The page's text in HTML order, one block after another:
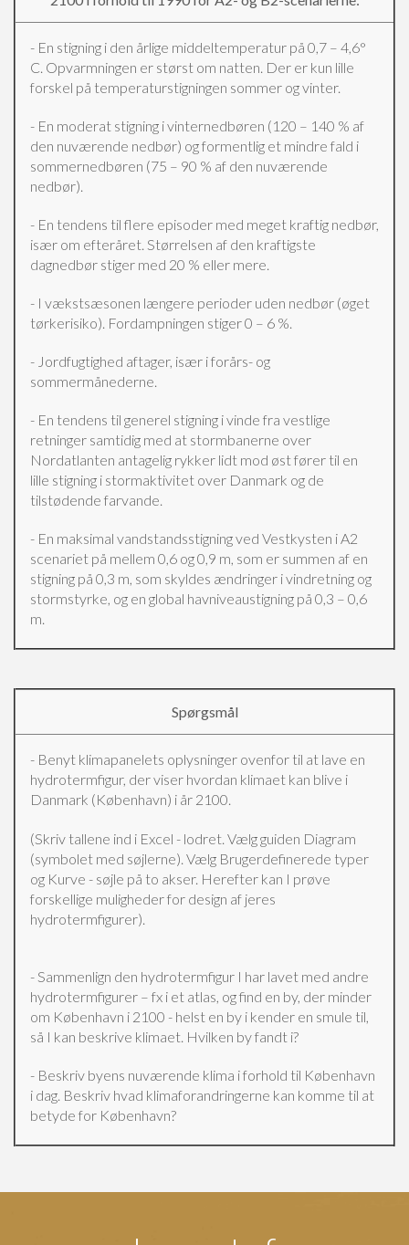
- En stigning i den årlige middeltemperatur på 0,7 – 4,6°
C. Opvarmningen er størst om natten. Der er kun lille
forskel på temperaturstigningen sommer og vinter.
- En moderat stigning i vinternedbøren (120 – 140 % af
den nuværende nedbør) og formentlig et mindre fald i
sommernedbøren (75 – 90 % af den nuværende
nedbør).
- En tendens til flere episoder med meget kraftig nedbør,
især om efteråret. Størrelsen af den kraftigste
dagnedbør stiger med 20 % eller mere.
- I vækstsæsonen længere perioder uden nedbør (øget
tørkerisiko). Fordampningen stiger 0 – 6 %.
- Jordfugtighed aftager, især i forårs- og
sommermånederne.
- En tendens til generel stigning i vinde fra vestlige
retninger samtidig med at stormbanerne over
Nordatlanten antagelig rykker lidt mod øst fører til en
lille stigning i stormaktivitet over Danmark og de
tilstødende farvande.
- En maksimal vandstandsstigning ved Vestkysten i A2
scenariet på mellem 0,6 og 0,9 m, som er summen af en
stigning på 0,3 m, som skyldes ændringer i vindretning og
stormstyrke, og en global havniveaustigning på 0,3 – 0,6
m.
Spørgsmål
- Benyt klimapanelets oplysninger ovenfor til at lave en
hydrotermfigur, der viser hvordan klimaet kan blive i
Danmark (København) i år 2100.
(Skriv tallene ind i Excel - lodret. Vælg guiden Diagram
(symbolet med søjlerne). Vælg Brugerdefinerede typer
og Kurve - søjle på to akser. Herefter kan I prøve
forskellige muligheder for design af jeres
hydrotermfigurer).
- Sammenlign den hydrotermfigur I har lavet med andre
hydrotermfigurer – fx i et atlas, og find en by, der minder
om København i 2100 - helst en by i kender en smule til,
så I kan beskrive klimaet. Hvilken by fandt i?
- Beskriv byens nuværende klima i forhold til København
i dag. Beskriv hvad klimaforandringerne kan komme til at
betyde for København?